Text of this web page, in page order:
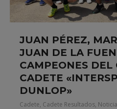
JUAN PÉREZ,
JUAN DE LA
CAMPEONES DEL
CADETE
DUNLOP»
Cadete, Cadete Resultados,